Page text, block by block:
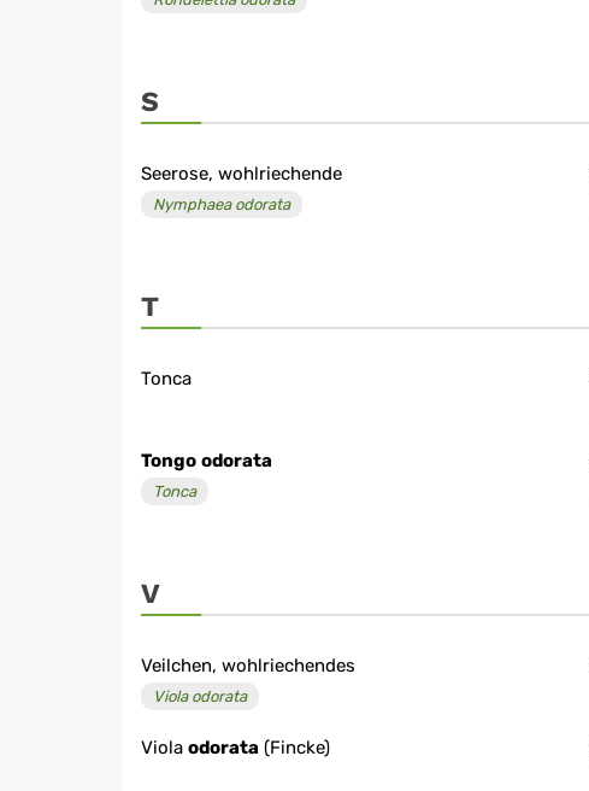
S
Seerose, wohlriechende
Nymphaea odorata
T
Tonca
Tongo odorata
Tonca
V
Veilchen, wohlriechendes
Viola odorata
Viola odorata (Fincke)